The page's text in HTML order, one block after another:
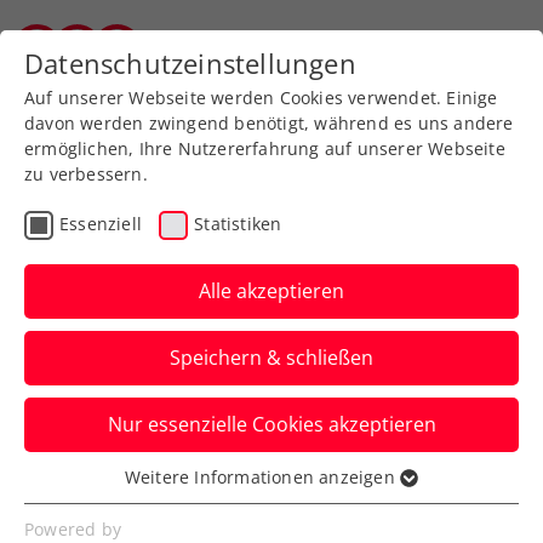
Zurück zur Newsübersicht
ITF Turniere
Alpstar Ladies Open
Vienna W75: Kraus gelingt
Österreich-Double
Nach Amstetten gewinnt die rot-weiß-rote
Nummer zwei auch ihr ITF-W75-
Heimturnier in Wien.
Verfasst von: Presseaussendung / Redaktion, 07.09.2025
Datenschutzeinstellungen
Auf unserer Webseite werden Cookies verwendet. Einige
davon werden zwingend benötigt, während es uns andere
ermöglichen, Ihre Nutzererfahrung auf unserer Webseite
zu verbessern.
Essenziell Statistiken
Alle akzeptieren
Speichern & schließen
Nur essenzielle Cookies akzeptieren
Essenziell
Essenzielle Cookies werden für grundlegende
Weitere Informationen anzeigen
Powered by